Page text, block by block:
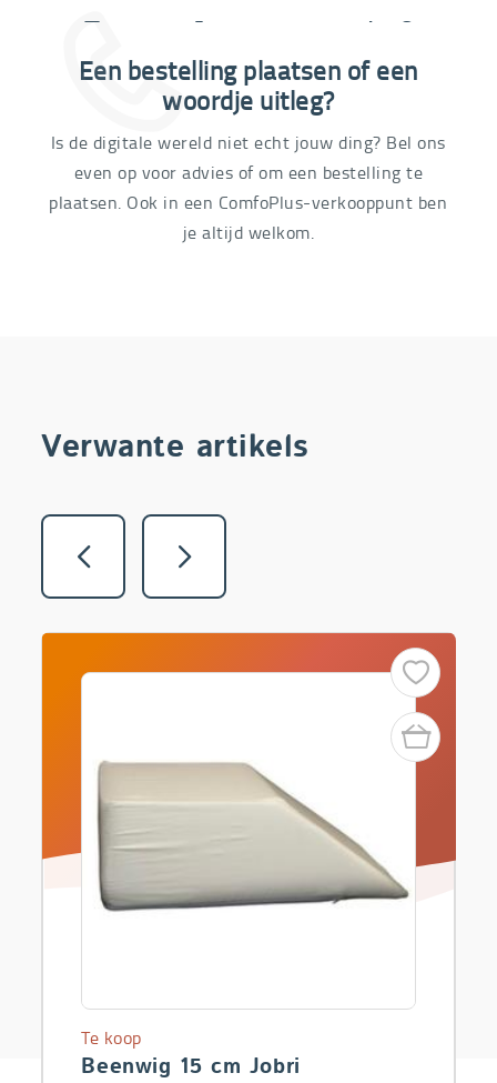
03 292 21 60
Een bestelling plaatsen of een
woordje uitleg?
Is de digitale wereld niet echt jouw ding? Bel ons
even op voor advies of om een bestelling te
plaatsen. Ook in een ComfoPlus-verkooppunt ben
je altijd welkom.
Verwante artikels
Vorige Volgende
Beenwig 15 cm Jobri
Te koop